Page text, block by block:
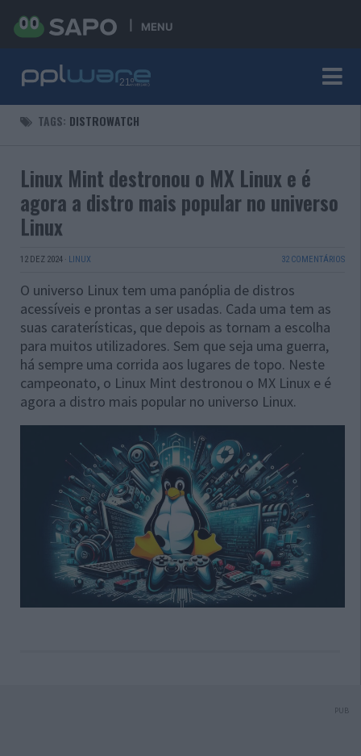
MENU
TAGS: DISTROWATCH
Linux Mint destronou o MX Linux e é
agora a distro mais popular no universo
Linux
12 DEZ 2024 · LINUX 32 COMENTÁRIOS
O universo Linux tem uma panóplia de distros
acessíveis e prontas a ser usadas. Cada uma tem as
suas caraterísticas, que depois as tornam a escolha
para muitos utilizadores. Sem que seja uma guerra,
há sempre uma corrida aos lugares de topo. Neste
campeonato, o Linux Mint destronou o MX Linux e é
agora a distro mais popular no universo Linux.
PUB